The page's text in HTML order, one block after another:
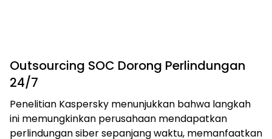
Outsourcing SOC Dorong Perlindungan
24/7
Penelitian Kaspersky menunjukkan bahwa langkah
ini memungkinkan perusahaan mendapatkan
perlindungan siber sepanjang waktu, memanfaatkan